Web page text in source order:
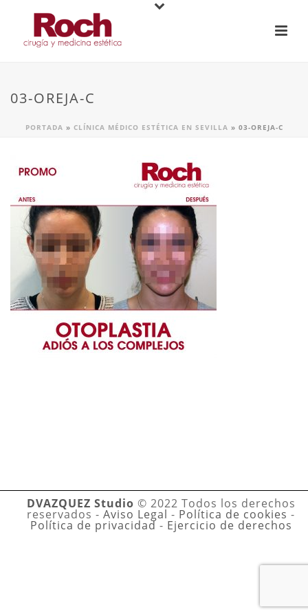
03-OREJA-C
PORTADA » CLÍNICA MÉDICO ESTÉTICA EN SEVILLA » 03-OREJA-C
DVAZQUEZ Studio © 2022 Todos los derechos
reservados - Aviso Legal - Política de cookies -
Política de privacidad- Ejercicio de derechos